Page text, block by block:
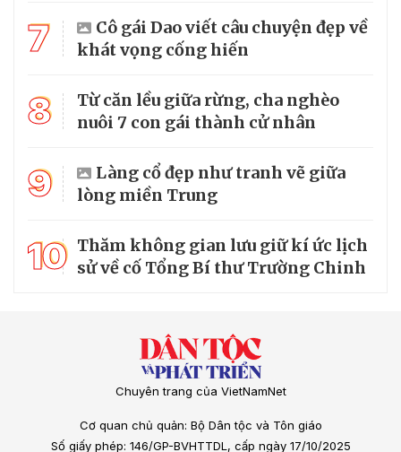
7
Cô gái Dao viết câu chuyện đẹp về
khát vọng cống hiến
8
Từ căn lều giữa rừng, cha nghèo
nuôi 7 con gái thành cử nhân
9
Làng cổ đẹp như tranh vẽ giữa
lòng miền Trung
10 Thăm không gian lưu giữ kí ức lịch
sử về cố Tổng Bí thư Trường Chinh
Chuyên trang của VietNamNet
Cơ quan chủ quản: Bộ Dân tộc và Tôn giáo
Số giấy phép: 146/GP-BVHTTDL, cấp ngày 17/10/2025